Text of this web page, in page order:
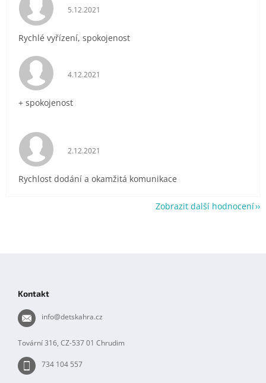
Hodnocení obchodu je 5 z 5 hvězdiček.
5.12.2021
Rychlé vyřízení, spokojenost
Hodnocení obchodu je 5 z 5 hvězdiček.
4.12.2021
+ spokojenost
Hodnocení obchodu je 5 z 5 hvězdiček.
2.12.2021
Rychlost dodání a okamžitá komunikace
Zobrazit další hodnocení
Kontakt
info@detskahra.cz
Tovární 316, CZ-537 01 Chrudim
734 104 557